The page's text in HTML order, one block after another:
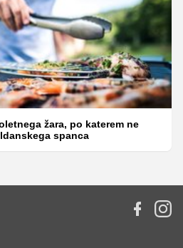
žara, po katerem ne
spanca